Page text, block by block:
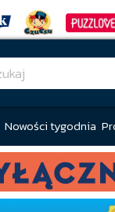
Nowości tygodnia